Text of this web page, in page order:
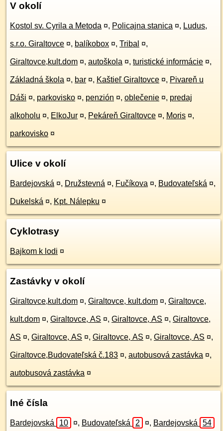
V okolí
Kostol sv. Cyrila a Metoda ¤, Policajna stanica ¤, Ludus,
s.r.o. Giraltovce ¤, balíkobox ¤, Tribal ¤,
Giraltovce,kult.dom ¤, autoškola ¤, turistické informácie ¤,
Základná škola ¤, bar ¤, Kaštieľ Giraltovce ¤, Pivareň u
Dáši ¤, parkovisko ¤, penzión ¤, oblečenie ¤, predaj
alkoholu ¤, ElkoJur ¤, Pekáreň Giraltovce ¤, Moris ¤,
parkovisko ¤
Ulice v okolí
Bardejovská ¤, Družstevná ¤, Fučíkova ¤, Budovateľská ¤,
Dukelská ¤, Kpt. Nálepku ¤
Cyklotrasy
Bajkom k lodi ¤
Zastávky v okolí
Giraltovce,kult.dom ¤, Giraltovce, kult.dom ¤, Giraltovce,
kult.dom ¤, Giraltovce, AS ¤, Giraltovce, AS ¤, Giraltovce,
AS ¤, Giraltovce, AS ¤, Giraltovce, AS ¤, Giraltovce, AS ¤,
Giraltovce,Budovateľská č.183 ¤, autobusová zastávka ¤,
autobusová zastávka ¤
Iné čísla
Bardejovská 10 ¤, Budovateľská 2 ¤, Bardejovská 54